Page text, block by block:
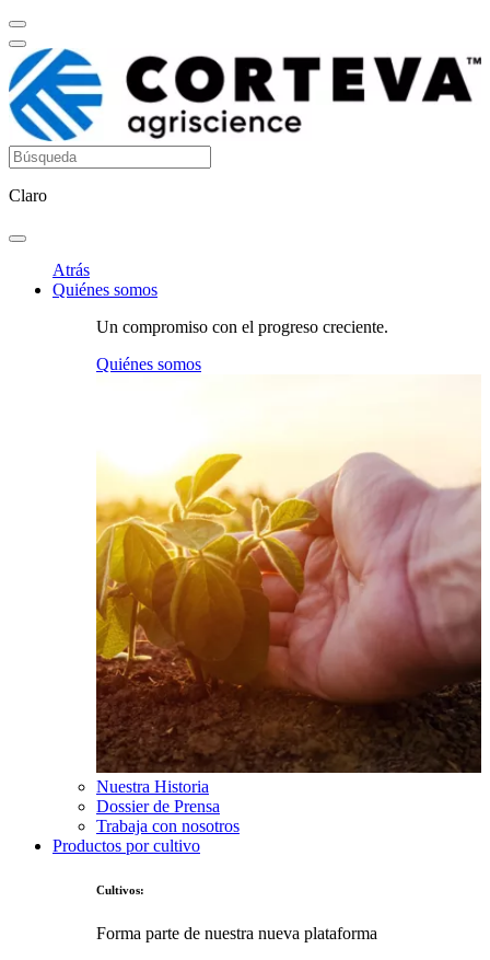
Claro
Atrás
Quiénes somos
Un compromiso con el progreso creciente.
Quiénes somos
Nuestra Historia
Dossier de Prensa
Trabaja con nosotros
Productos por cultivo
Cultivos:
Forma parte de nuestra nueva plataforma